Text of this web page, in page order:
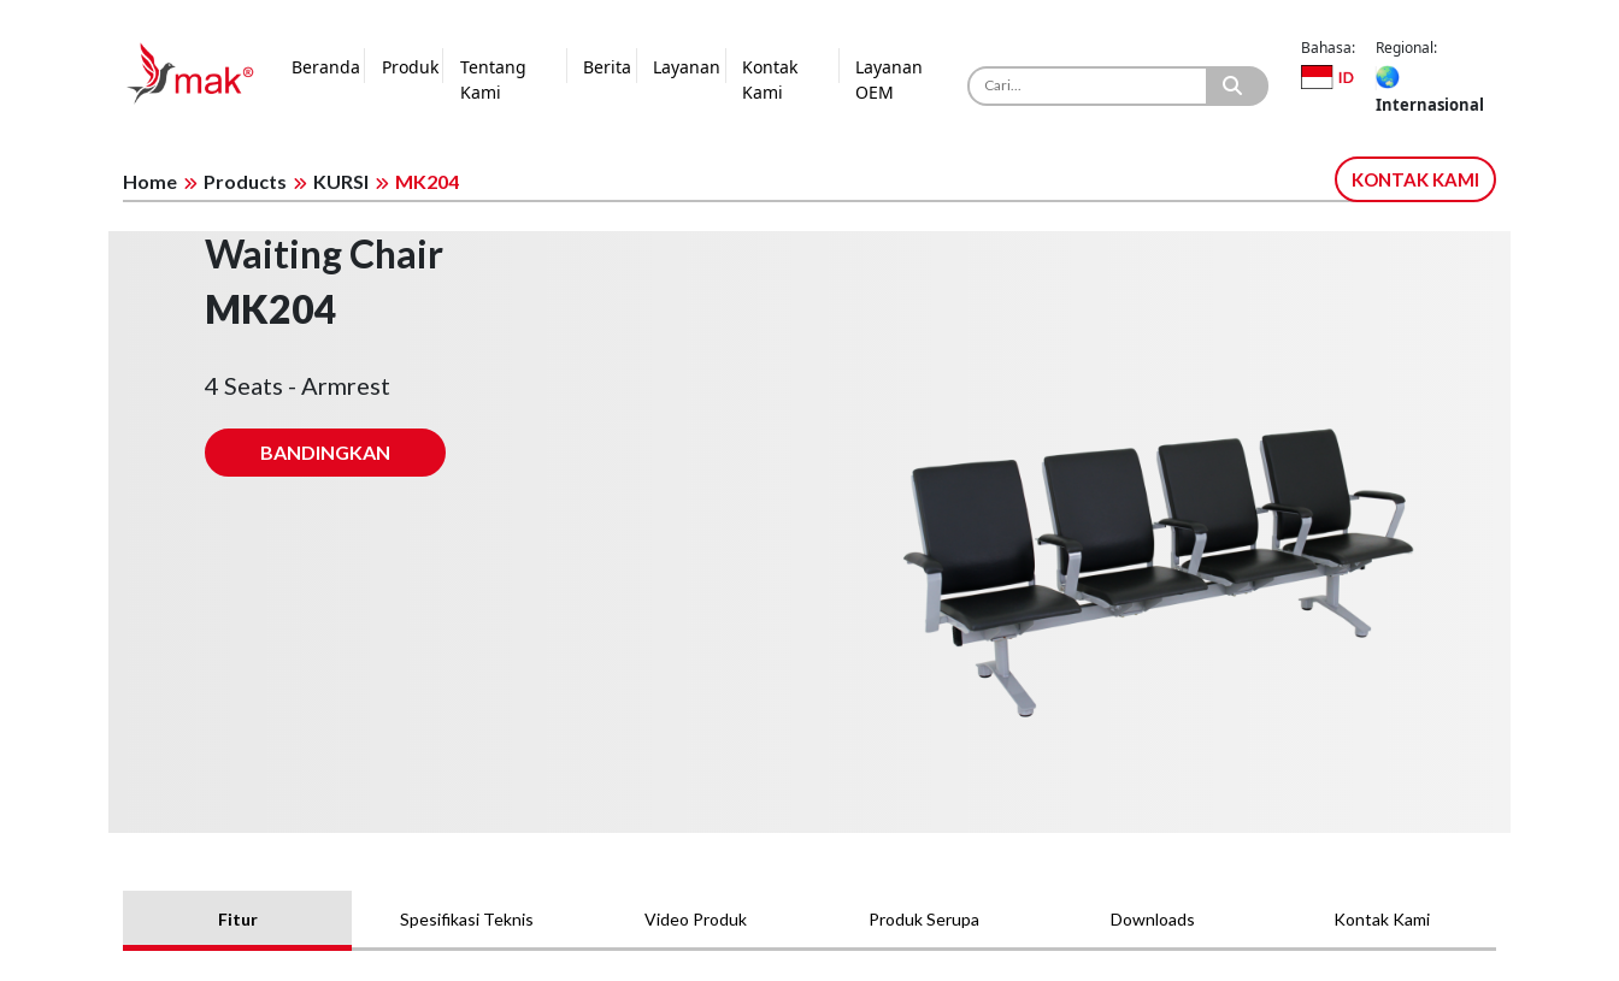
Beranda Produk
Tentang
Kami
Berita Layanan
Kontak
Kami
Layanan
OEM
Bahasa: Regional:
Internasional
Home Products KURSI MK204 KONTAK KAMI
Waiting Chair
MK204
4 Seats - Armrest
BANDINGKAN
Fitur Spesifikasi Teknis Video Produk Produk Serupa Downloads Kontak Kami